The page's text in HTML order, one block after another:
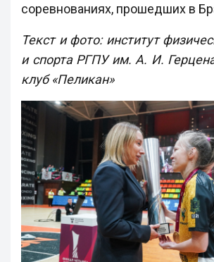
соревнованиях, прошедших в
Текст и фото: институт
и спорта РГПУ им. А. И.
клуб «Пеликан»